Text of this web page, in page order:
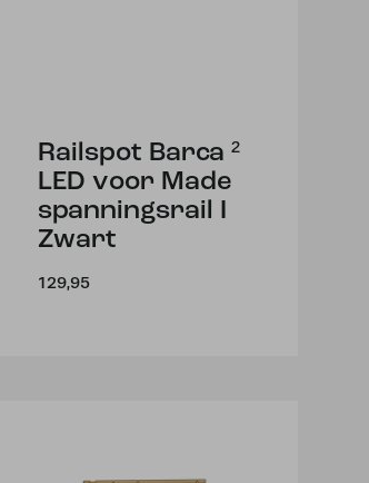
Railspot Barca ²
LED voor Made
spanningsrail I
Zwart
129,95